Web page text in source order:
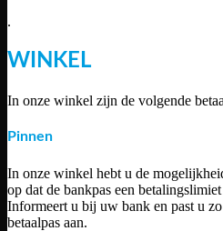
.
WINKEL
In onze winkel zijn de volgende
Pinnen
In onze winkel hebt u de
op dat de bankpas een
Informeert u bij uw bank en past u
betaalpas aan.